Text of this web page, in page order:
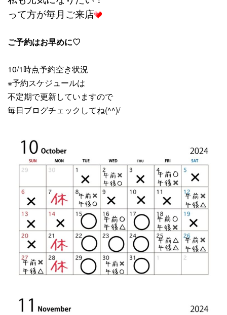
って方が毎月ご来店
ご予約はお早めに♡
10/1時点予約空き状況
※予約スケジュールは
不定期で更新していますので
毎日ブログチェックしてね(^^)/